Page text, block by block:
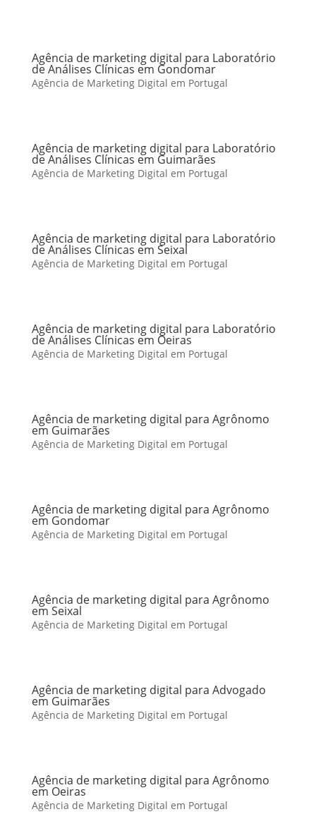
Agência de marketing digital para Laboratório
de Análises Clínicas em Gondomar
Agência de Marketing Digital em Portugal
Agência de marketing digital para Laboratório
de Análises Clínicas em Guimarães
Agência de Marketing Digital em Portugal
Agência de marketing digital para Laboratório
de Análises Clínicas em Seixal
Agência de Marketing Digital em Portugal
Agência de marketing digital para Laboratório
de Análises Clínicas em Oeiras
Agência de Marketing Digital em Portugal
Agência de marketing digital para Agrônomo
em Guimarães
Agência de Marketing Digital em Portugal
Agência de marketing digital para Agrônomo
em Gondomar
Agência de Marketing Digital em Portugal
Agência de marketing digital para Agrônomo
em Seixal
Agência de Marketing Digital em Portugal
Agência de marketing digital para Advogado
em Guimarães
Agência de Marketing Digital em Portugal
Agência de marketing digital para Agrônomo
em Oeiras
Agência de Marketing Digital em Portugal